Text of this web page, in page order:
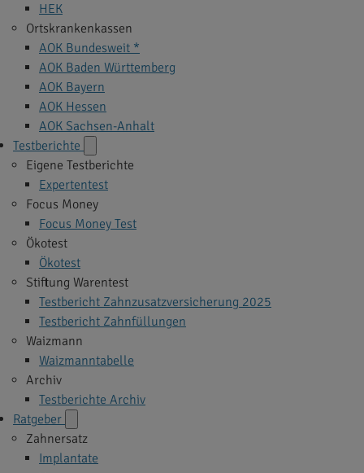
HEK
Ortskrankenkassen
AOK Bundesweit *
AOK Baden Württemberg
AOK Bayern
AOK Hessen
AOK Sachsen-Anhalt
Testberichte
Eigene Testberichte
Expertentest
Focus Money
Focus Money Test
Ökotest
Ökotest
Stiftung Warentest
Testbericht Zahnzusatzversicherung 2025
Testbericht Zahnfüllungen
Waizmann
Waizmanntabelle
Archiv
Testberichte Archiv
Ratgeber
Zahnersatz
Implantate